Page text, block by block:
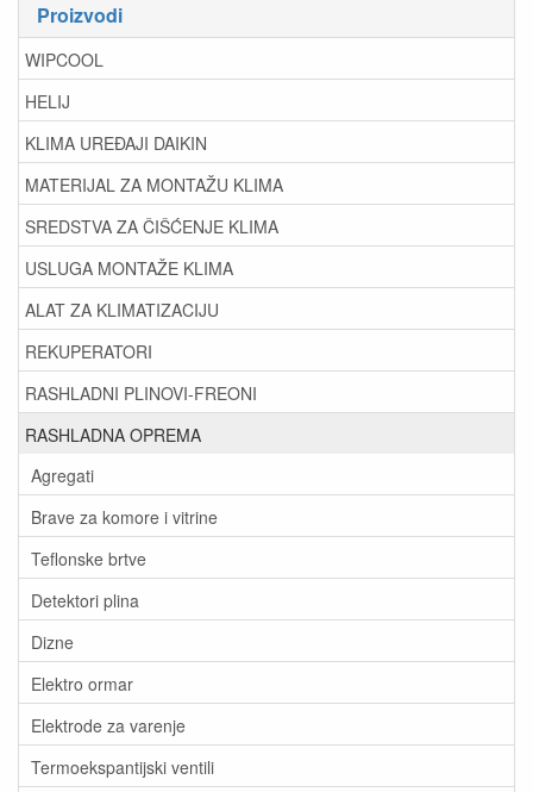
Proizvodi
WIPCOOL
HELIJ
KLIMA UREĐAJI DAIKIN
MATERIJAL ZA MONTAŽU KLIMA
SREDSTVA ZA ČIŠĆENJE KLIMA
USLUGA MONTAŽE KLIMA
ALAT ZA KLIMATIZACIJU
REKUPERATORI
RASHLADNI PLINOVI-FREONI
RASHLADNA OPREMA
Agregati
Brave za komore i vitrine
Teflonske brtve
Detektori plina
Dizne
Elektro ormar
Elektrode za varenje
Termoekspantijski ventili